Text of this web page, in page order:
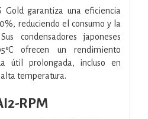
Gold garantiza una eficiencia
reduciendo el consumo y la
condensadores japoneses
ofrecen un rendimiento
útil prolongada, incluso en
temperatura.
RPM